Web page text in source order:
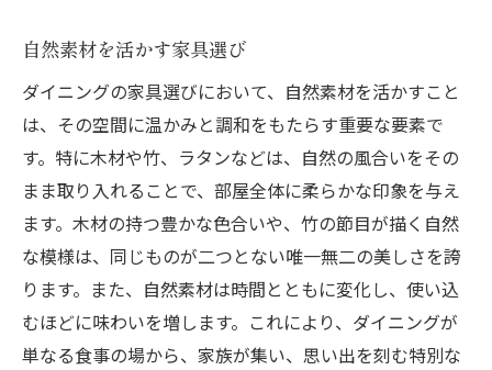
自然素材を活かす家具選び
ダイニングの家具選びにおいて、自然素材を活かすこと
は、その空間に温かみと調和をもたらす重要な要素で
す。特に木材や竹、ラタンなどは、自然の風合いをその
まま取り入れることで、部屋全体に柔らかな印象を与え
ます。木材の持つ豊かな色合いや、竹の節目が描く自然
な模様は、同じものが二つとない唯一無二の美しさを誇
ります。また、自然素材は時間とともに変化し、使い込
むほどに味わいを増します。これにより、ダイニングが
単なる食事の場から、家族が集い、思い出を刻む特別な